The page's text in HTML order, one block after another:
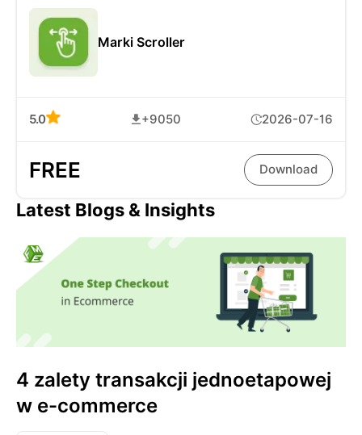
Marki Scroller
5.0 +9050 2026-07-16
FREE Download
Latest Blogs & Insights
4 zalety transakcji jednoetapowej
w e-commerce